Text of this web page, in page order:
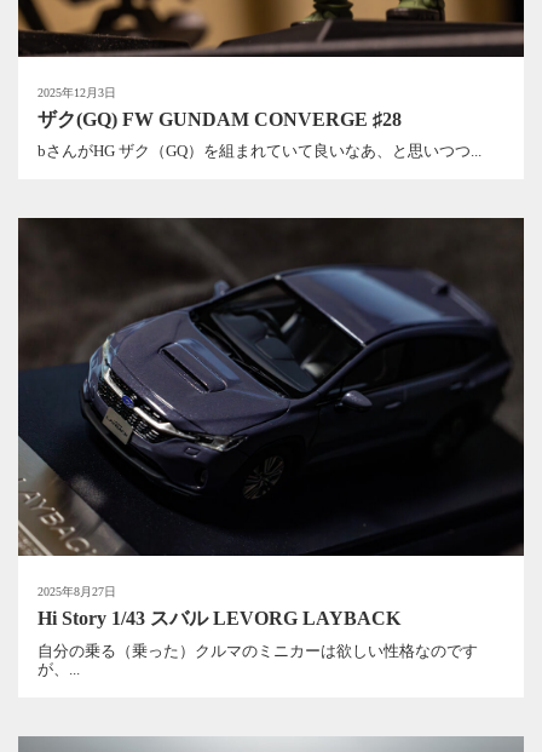
2025年12月3日
ザク(GQ) FW GUNDAM CONVERGE ♯28
bさんがHG ザク（GQ）を組まれていて良いなあ、と思いつつ...
2025年8月27日
Hi Story 1/43 スバル LEVORG LAYBACK
自分の乗る（乗った）クルマのミニカーは欲しい性格なのです
が、...